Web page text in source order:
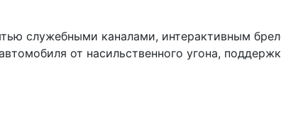
служебными каналами, интерактивным
от насильственного угона,